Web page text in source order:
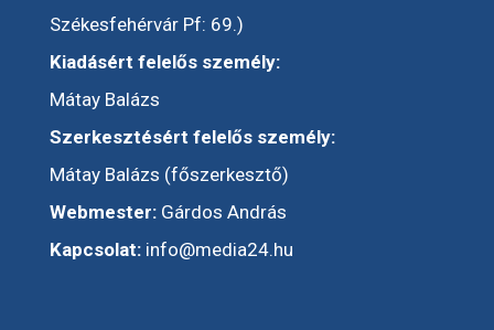
Székesfehérvár Pf: 69.)
Kiadásért felelős személy:
Mátay Balázs
Szerkesztésért felelős személy:
Mátay Balázs (főszerkesztő)
Webmester:Gárdos András
Kapcsolat: info@media24.hu